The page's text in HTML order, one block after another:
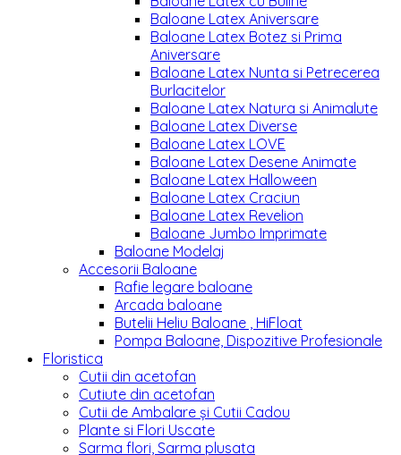
Baloane Latex Aniversare
Baloane Latex Botez si Prima
Aniversare
Baloane Latex Nunta si Petrecerea
Burlacitelor
Baloane Latex Natura si Animalute
Baloane Latex Diverse
Baloane Latex LOVE
Baloane Latex Desene Animate
Baloane Latex Halloween
Baloane Latex Craciun
Baloane Latex Revelion
Baloane Jumbo Imprimate
Baloane Modelaj
Accesorii Baloane
Rafie legare baloane
Arcada baloane
Butelii Heliu Baloane , HiFloat
Pompa Baloane, Dispozitive Profesionale
Floristica
Cutii din acetofan
Cutiute din acetofan
Cutii de Ambalare și Cutii Cadou
Plante si Flori Uscate
Sarma flori, Sarma plusata